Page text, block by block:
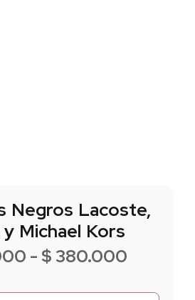
Negros Lacoste,
Michael Kors
- $380.000